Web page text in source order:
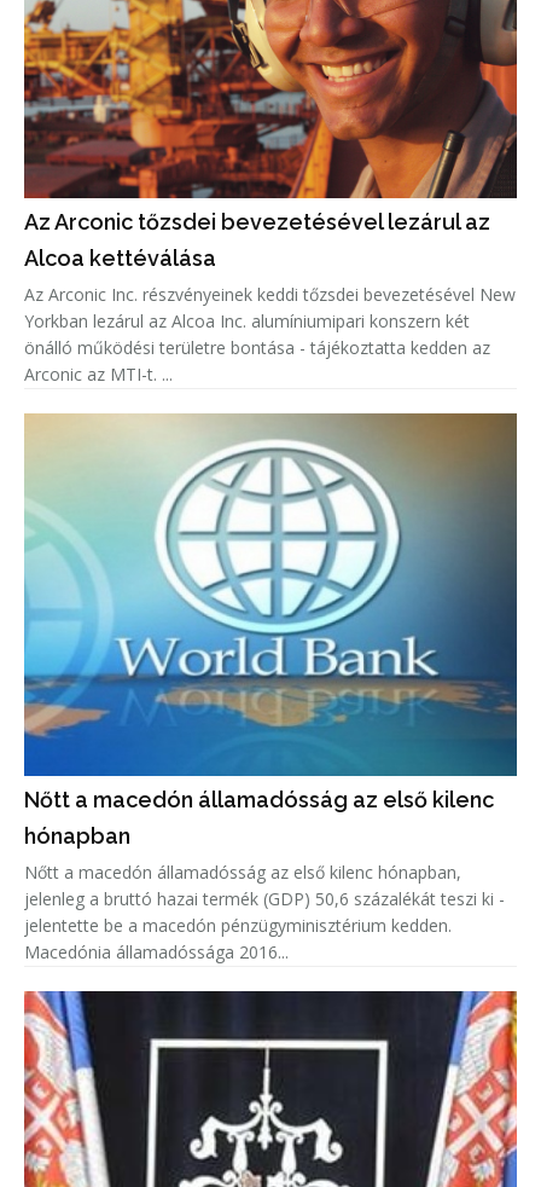
Az Arconic tőzsdei bevezetésével lezárul az
Alcoa kettéválása
Az Arconic Inc. részvényeinek keddi tőzsdei bevezetésével New
Yorkban lezárul az Alcoa Inc. alumíniumipari konszern két
önálló működési területre bontása - tájékoztatta kedden az
Arconic az MTI-t. ...
Nőtt a macedón államadósság az első kilenc
hónapban
Nőtt a macedón államadósság az első kilenc hónapban,
jelenleg a bruttó hazai termék (GDP) 50,6 százalékát teszi ki -
jelentette be a macedón pénzügyminisztérium kedden.
Macedónia államadóssága 2016...